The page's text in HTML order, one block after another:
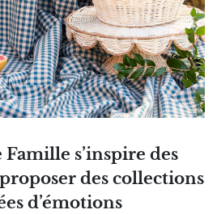
s’inspire des
des collections
d’émotions